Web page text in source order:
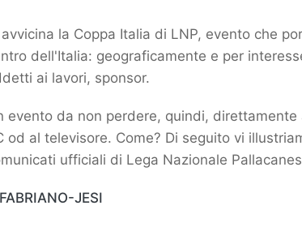
avvicina la Coppa Italia di LNP, evento che
dell'Italia: geograficamente e per
ai lavori, sponsor.
evento da non perdere, quindi,
od al televisore. Come? Di seguito vi
ufficiali di Lega Nazionale
JESI